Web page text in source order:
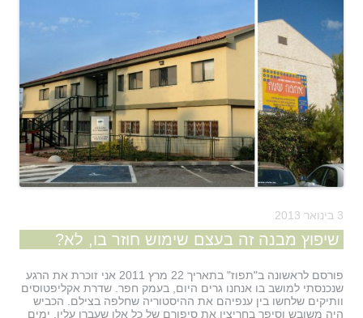
3 בינואר 2013
שיפוץ מבנה זה בעצם שימוש חוזר בו, לא?
פורסם לראשונה ב"תפוז" בתאריך 22 מרץ 2011 אני זוכרת את הרגע
שנכנסתי למושב בו אנחנו גרים היום, בעמק חפר. שדרת אקליפטוסים
וותיקים שלחשו בין ענפיהם את ההיסטוריה שחלפה בצילם. הכביש
היה משובש וסיפר בחריציו את סיפורם של כל אלו שעברו עליו. ימים